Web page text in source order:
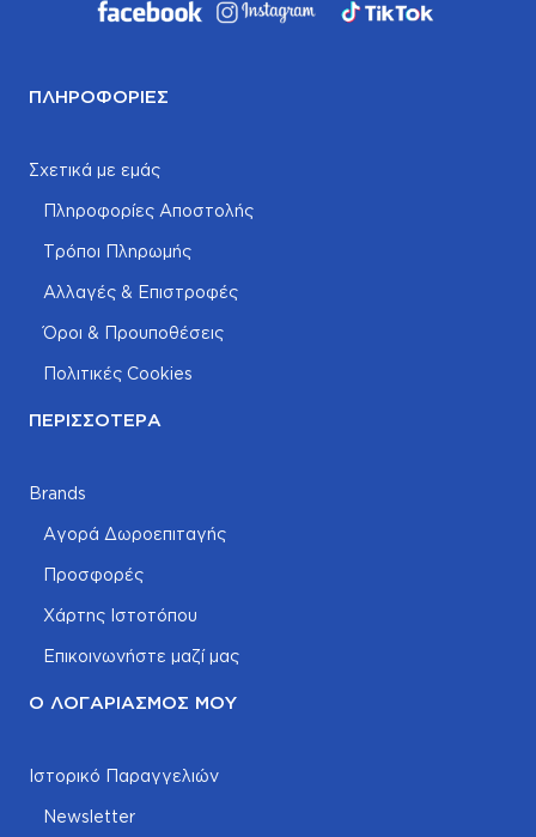
ΠΛΗΡΟΦΟΡΊΕΣ
Σχετικά με εμάς
Πληροφορίες Αποστολής
Τρόποι Πληρωμής
Αλλαγές & Επιστροφές
Όροι & Προυποθέσεις
Πολιτικές Cookies
ΠΕΡΙΣΣΌΤΕΡΑ
Brands
Αγορά Δωροεπιταγής
Προσφορές
Χάρτης Ιστοτόπου
Επικοινωνήστε μαζί μας
Ο ΛΟΓΑΡΙΑΣΜΌΣ ΜΟΥ
Ιστορικό Παραγγελιών
Newsletter